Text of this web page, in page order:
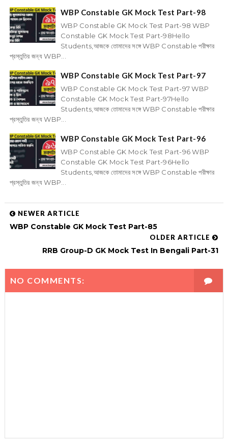
WBP Constable GK Mock Test Part-98
WBP Constable GK Mock Test Part-98 WBP
Constable GK Mock Test Part-98Hello
Students,আজকে তোমাদের সঙ্গে WBP Constable পরীক্ষার
প্রস্তুতির জন্য WBP...
WBP Constable GK Mock Test Part-97
WBP Constable GK Mock Test Part-97 WBP
Constable GK Mock Test Part-97Hello
Students,আজকে তোমাদের সঙ্গে WBP Constable পরীক্ষার
প্রস্তুতির জন্য WBP...
WBP Constable GK Mock Test Part-96
WBP Constable GK Mock Test Part-96 WBP
Constable GK Mock Test Part-96Hello
Students,আজকে তোমাদের সঙ্গে WBP Constable পরীক্ষার
প্রস্তুতির জন্য WBP...
NEWER ARTICLE
WBP Constable GK Mock Test Part-85
OLDER ARTICLE
RRB Group-D GK Mock Test In Bengali Part-31
NO COMMENTS: